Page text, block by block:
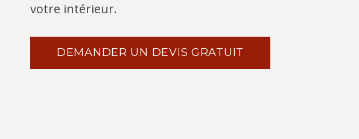
votre intérieur.
DEMANDER UN DEVIS GRATUIT